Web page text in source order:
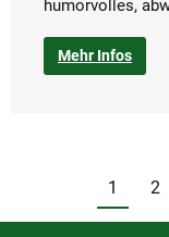
humorvolles,
Mehr Infos
1 2